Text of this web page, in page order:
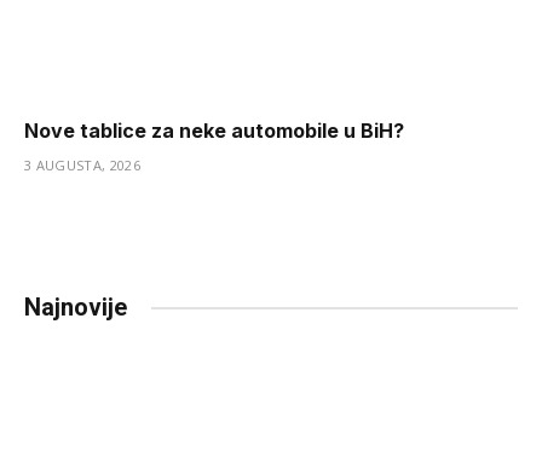
Nove tablice za neke automobile u BiH?
3 AUGUSTA, 2026
Najnovije